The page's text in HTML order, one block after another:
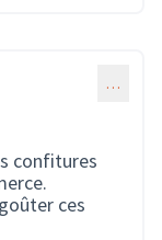
…
confitures
ces